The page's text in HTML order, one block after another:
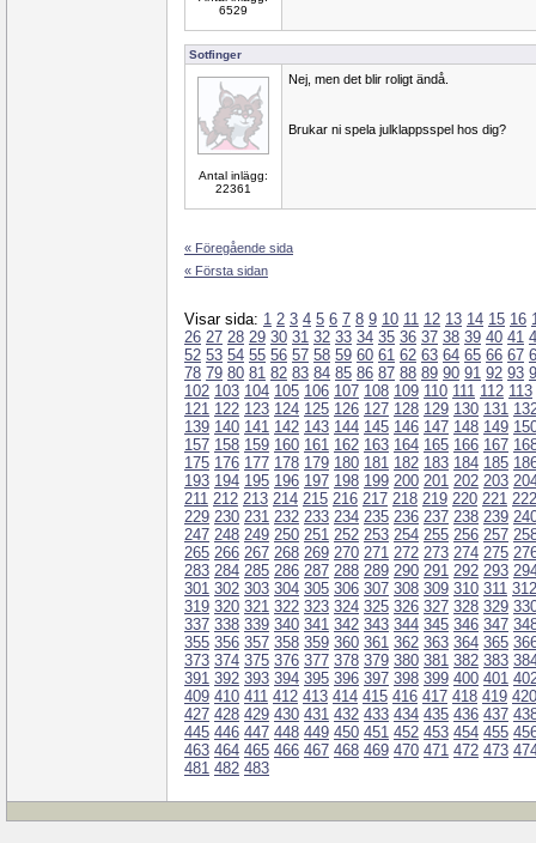
6529
Sotfinger
Antal inlägg:
22361
Nej, men det blir roligt ändå.
Brukar ni spela julklappsspel hos dig?
« Föregående sida
« Första sidan
Visar sida: 1 2 3 4 5 6 7 8 9 10 11 12 13 14 15 16
26 27 28 29 30 31 32 33 34 35 36 37 38 39 40 41
52 53 54 55 56 57 58 59 60 61 62 63 64 65 66 67
78 79 80 81 82 83 84 85 86 87 88 89 90 91 92 93
102 103 104 105 106 107 108 109 110 111 112 113
121 122 123 124 125 126 127 128 129 130 131
139 140 141 142 143 144 145 146 147 148 149
157 158 159 160 161 162 163 164 165 166 167
175 176 177 178 179 180 181 182 183 184 185
193 194 195 196 197 198 199 200 201 202 203
211 212 213 214 215 216 217 218 219 220 221 222
229 230 231 232 233 234 235 236 237 238 239
247 248 249 250 251 252 253 254 255 256 257
265 266 267 268 269 270 271 272 273 274 275
283 284 285 286 287 288 289 290 291 292 293
301 302 303 304 305 306 307 308 309 310 311 312
319 320 321 322 323 324 325 326 327 328 329
337 338 339 340 341 342 343 344 345 346 347
355 356 357 358 359 360 361 362 363 364 365
373 374 375 376 377 378 379 380 381 382 383
391 392 393 394 395 396 397 398 399 400 401
409 410 411 412 413 414 415 416 417 418 419 420
427 428 429 430 431 432 433 434 435 436 437
445 446 447 448 449 450 451 452 453 454 455
463 464 465 466 467 468 469 470 471 472 473
481 482 483